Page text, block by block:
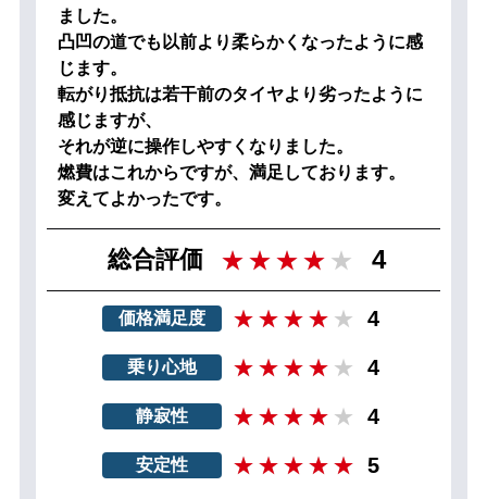
ました。
凸凹の道でも以前より柔らかくなったように感
じます。
転がり抵抗は若干前のタイヤより劣ったように
感じますが、
それが逆に操作しやすくなりました。
燃費はこれからですが、満足しております。
変えてよかったです。
総合評価 4
価格満足度 4
乗り心地 4
静寂性 4
安定性 5